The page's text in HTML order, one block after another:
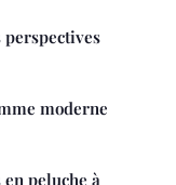
moderne
peluche à